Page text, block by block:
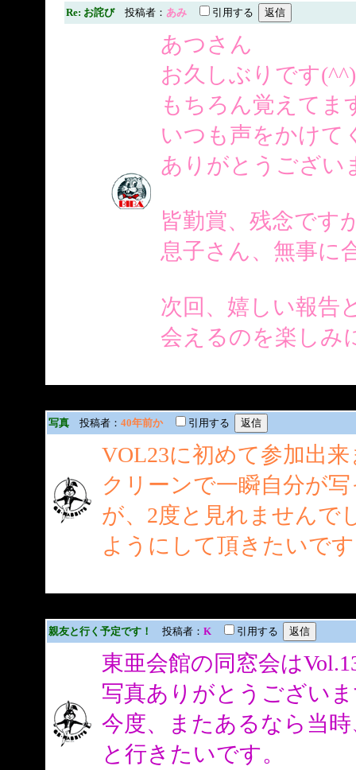
Re: お詫び 投稿者： あみ 引用する
あつさん
お久しぶりです(^^)
もちろん覚えてま
いつも声をかけて
ありがとうござい
皆勤賞、残念です
息子さん、無事に
次回、嬉しい報告
会えるのを楽しみ
写真 投稿者： 40年前か 引用する
VOL23に初めて参加出
クリーンで一瞬自分が
が、2度と見れませんで
ようにして頂きたいで
親友と行く予定です！ 投稿者： K 引用する
東亜会館の同窓会は
写真ありがとうござい
今度、またあるなら当
と行きたいです。